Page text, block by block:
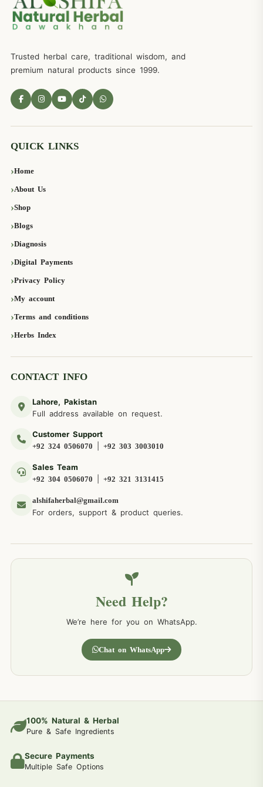
Trusted herbal care, traditional wisdom, and
premium natural products since 1999.
QUICK LINKS
Home
About Us
Shop
Blogs
Diagnosis
Digital Payments
Privacy Policy
My account
Terms and conditions
Herbs Index
CONTACT INFO
Lahore, Pakistan
Full address available on request.
Customer Support
+92 324 0506070 +92 303 3003010
Sales Team
+92 304 0506070 +92 321 3131415
alshifaherbal@gmail.com
For orders, support & product queries.
Need Help?
We’re here for you on WhatsApp.
Chat on WhatsApp
100% Natural & Herbal
Pure & Safe Ingredients
Secure Payments
Multiple Safe Options